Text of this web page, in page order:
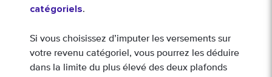
catégoriels.
Si vous choisissez d’imputer les versements sur
votre revenu catégoriel, vous pourrez les déduire
dans la limite du plus élevé des deux plafonds